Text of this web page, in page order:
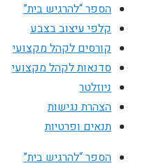
הספר “להרגיש בית”
קלפי עיצוב בצבע
קורסים לקהל מקצועי
סדנאות לקהל מקצועי
ניוזלטר
הצהרת נגישות
תנאים ופרטיות
הספר “להרגיש בית”